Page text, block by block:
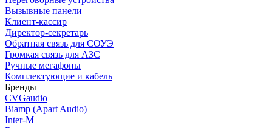
Вызывные панели
Клиент-кассир
Директор-секретарь
Обратная связь для СОУЭ
Громкая связь для АЗС
Ручные мегафоны
Комплектующие и кабель
Бренды
CVGaudio
Biamp (Apart Audio)
Inter-M